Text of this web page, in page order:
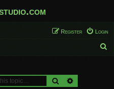
Login
Register
Search